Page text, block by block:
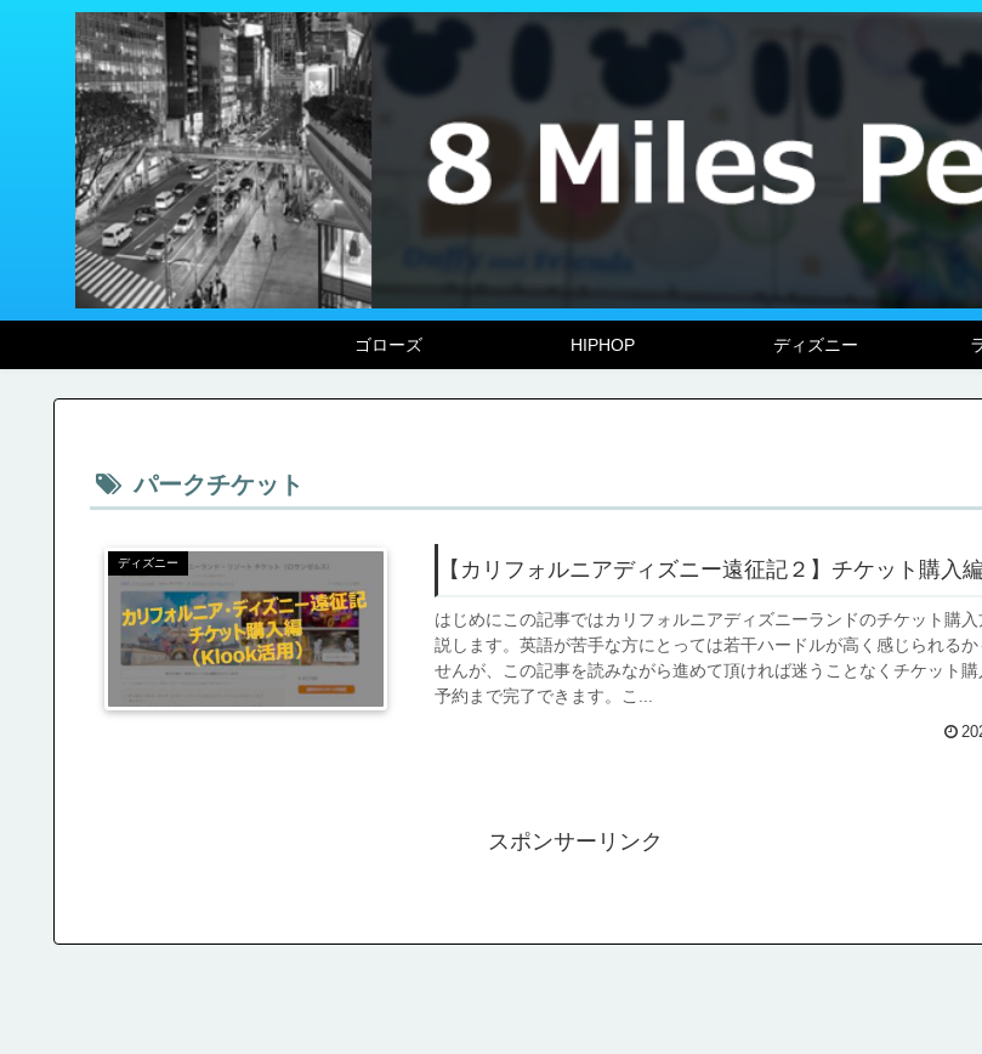
ゴローズ HIPHOP ディズニー
パークチケット
ディズニー 【カリフォルニアディズニー遠征記２】チケット購入編
はじめにこの記事ではカリフォルニアディズニーランドのチケット購
説します。英語が苦手な方にとっては若干ハードルが高く感じられるか
せんが、この記事を読みながら進めて頂ければ迷うことなくチケット購
予約まで完了できます。こ...
スポンサーリンク